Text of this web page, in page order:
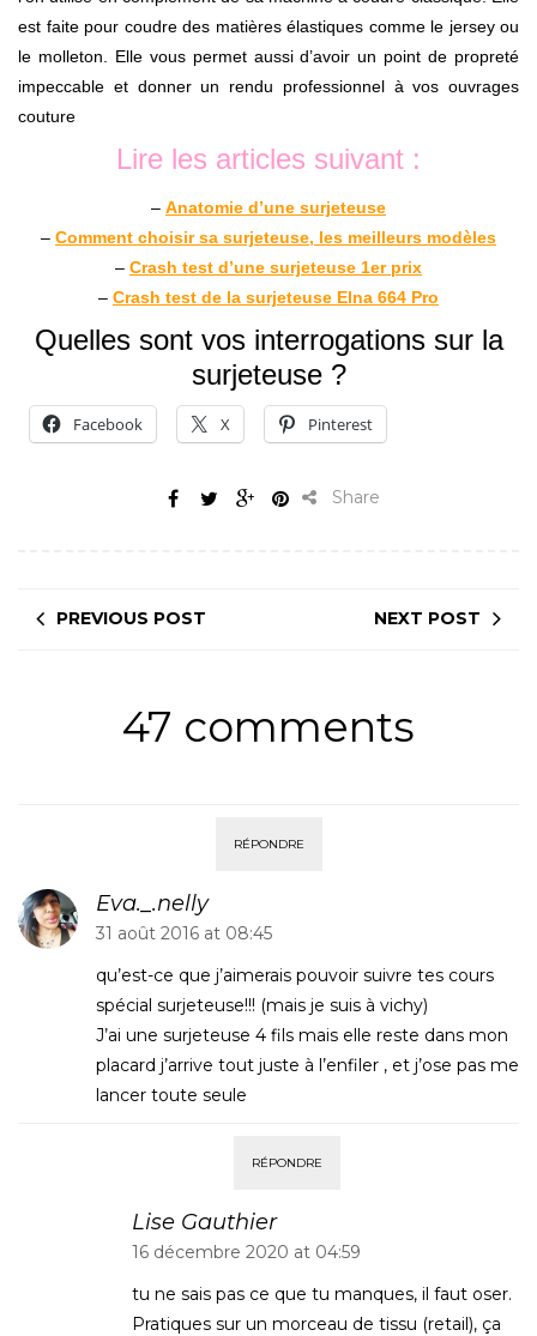
est faite pour coudre des matières élastiques comme le jersey ou
le molleton. Elle vous permet aussi d’avoir un point de propreté
impeccable et donner un rendu professionnel à vos ouvrages
couture
Lire les articles suivant :
– Anatomie d’une surjeteuse
– Comment choisir sa surjeteuse, les meilleurs modèles
– Crash test d’une surjeteuse 1er prix
– Crash test de la surjeteuse Elna 664 Pro
Quelles sont vos interrogations sur la
surjeteuse ?
Facebook X Pinterest
Share
PREVIOUS POST NEXT POST
47 comments
RÉPONDRE
Eva._.nelly
31 août 2016 at 08:45
qu’est-ce que j’aimerais pouvoir suivre tes cours
spécial surjeteuse!!! (mais je suis à vichy)
J’ai une surjeteuse 4 fils mais elle reste dans mon
placard j’arrive tout juste à l’enfiler , et j’ose pas me
lancer toute seule
RÉPONDRE
Lise Gauthier
16 décembre 2020 at 04:59
tu ne sais pas ce que tu manques, il faut oser.
Pratiques sur un morceau de tissu (retail), ça